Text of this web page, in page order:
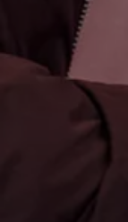
Zubehör